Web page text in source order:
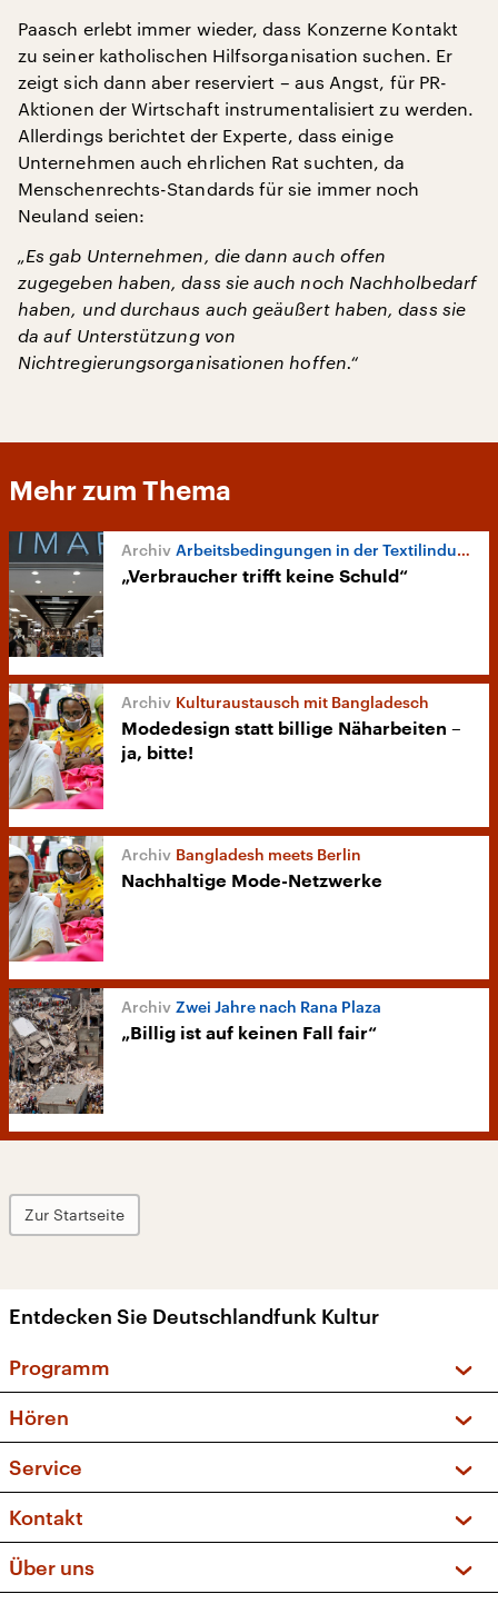
Paasch erlebt immer wieder, dass Konzerne Kontakt
zu seiner katholischen Hilfsorganisation suchen. Er
zeigt sich dann aber reserviert – aus Angst, für PR-
Aktionen der Wirtschaft instrumentalisiert zu werden.
Allerdings berichtet der Experte, dass einige
Unternehmen auch ehrlichen Rat suchten, da
Menschenrechts-Standards für sie immer noch
Neuland seien:
„Es gab Unternehmen, die dann auch offen
zugegeben haben, dass sie auch noch Nachholbedarf
haben, und durchaus auch geäußert haben, dass sie
da auf Unterstützung von
Nichtregierungsorganisationen hoffen.“
Mehr zum Thema
Arbeitsbedingungen in der Textilindustrie
„Verbraucher trifft keine Schuld“
Kulturaustausch mit Bangladesch
Modedesign statt billige Näharbeiten –
ja, bitte!
Bangladesh meets Berlin
Nachhaltige Mode-Netzwerke
Zwei Jahre nach Rana Plaza
„Billig ist auf keinen Fall fair“
Zur Startseite
Entdecken Sie Deutschlandfunk Kultur
Programm
Sendungen und Podcasts
Musikliste
Kakadu – Das Kinderprogramm
Hören
Frequenzen (UKW + DAB+)
Service
FAQ
Apps
Newsletter
Kontakt
Social Media
Über uns